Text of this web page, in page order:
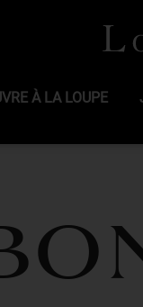
À LA LOUPE